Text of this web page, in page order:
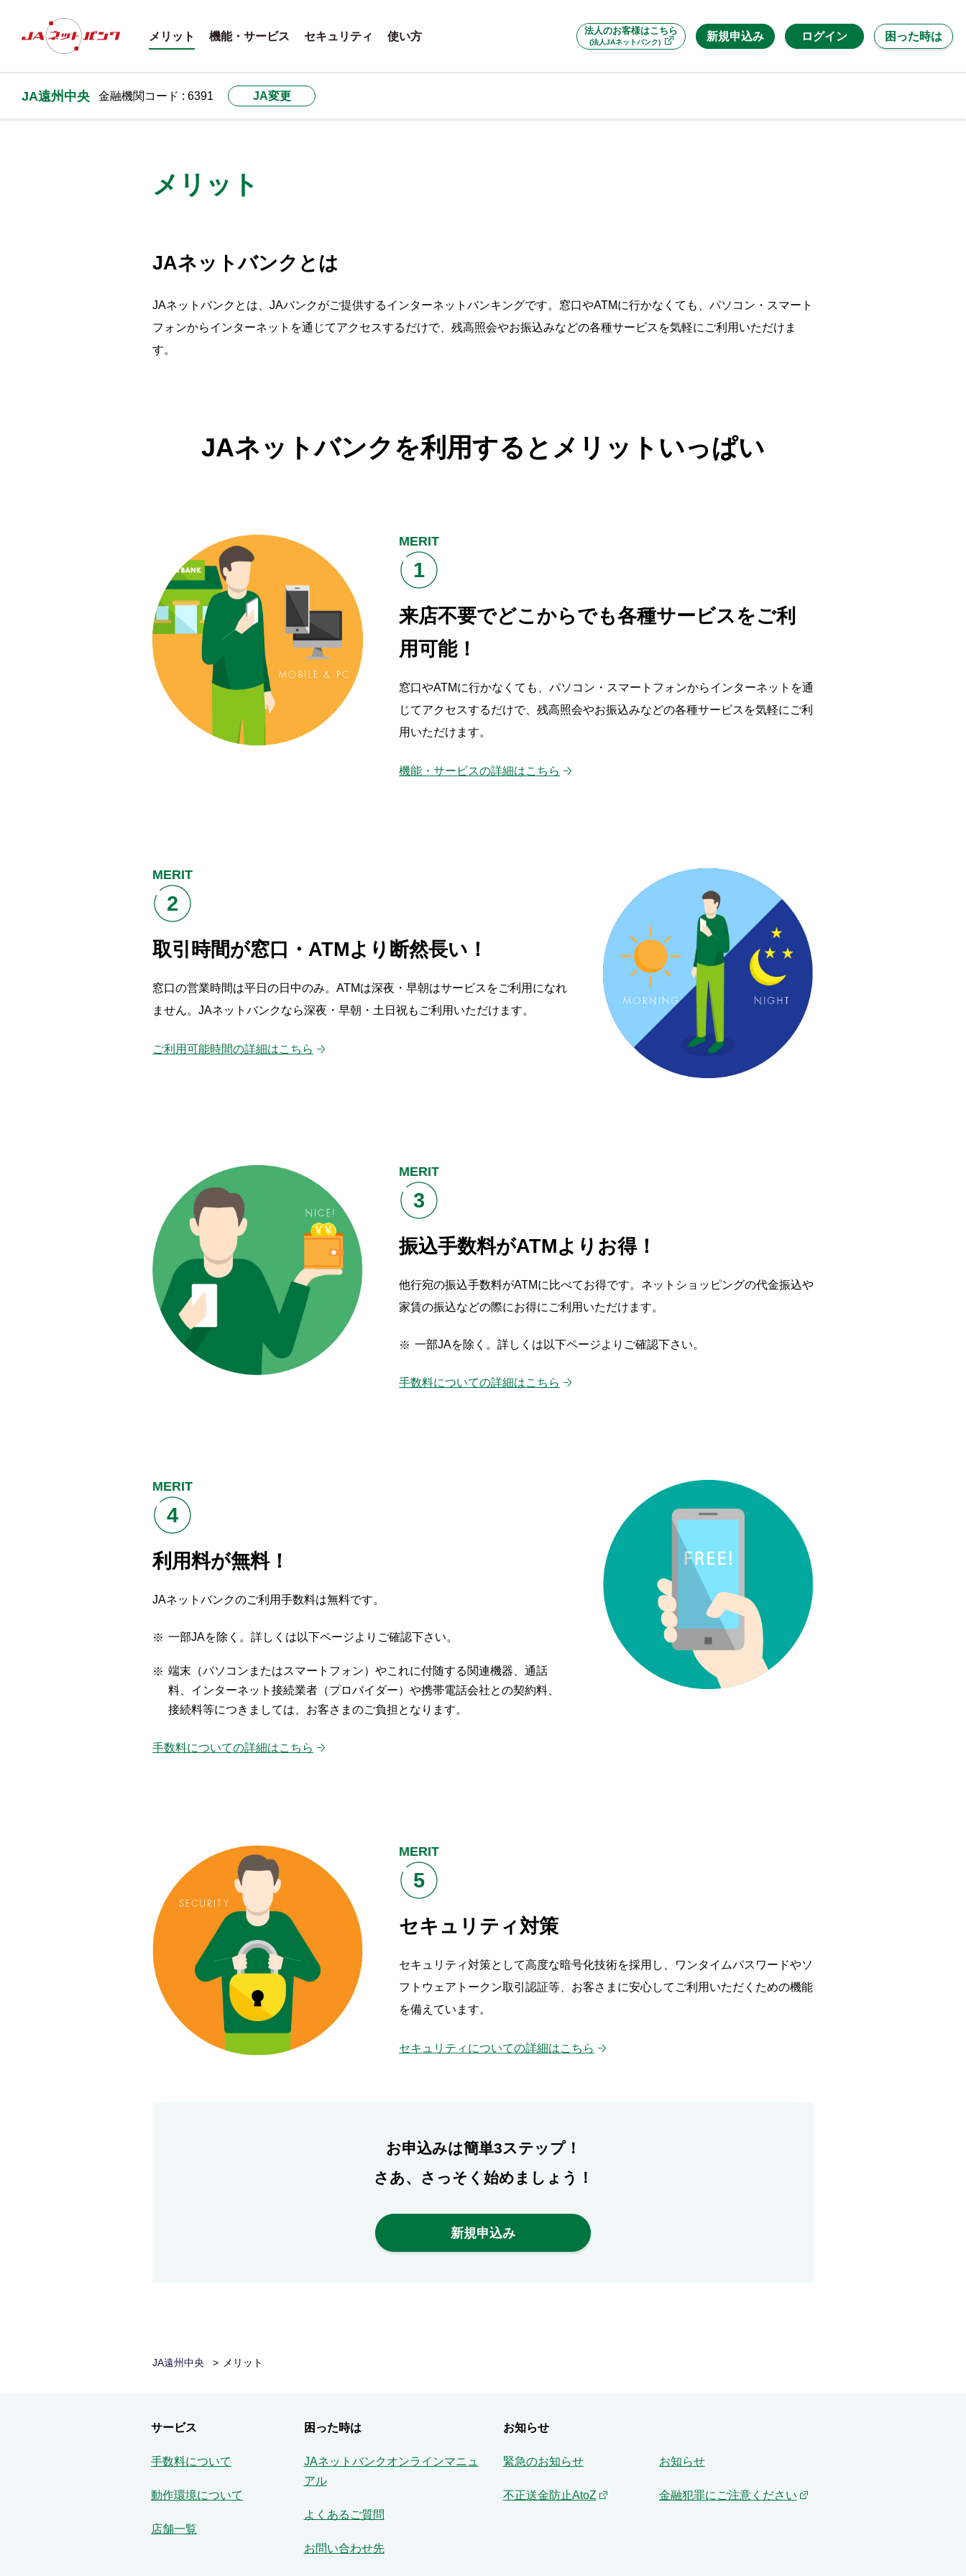
法人のお客様はこちら
(法人JAネットバンク) 新規申込み
メリット 機能・サービス セキュリティ 使い方 ログイン 困った時は
JA遠州中央 金融機関コード : 6391 JA変更
メリット
JAネットバンクとは
JAネットバンクとは、JAバンクがご提供するインターネットバンキングです。窓口やATMに行かなくても、パソコン・スマート
フォンからインターネットを通じてアクセスするだけで、残高照会やお振込みなどの各種サービスを気軽にご利用いただけま
す。
JAネットバンクを利用すると メリットいっぱい
MERIT
1
来店不要でどこからでも各種サービスをご利
用可能！
窓口やATMに行かなくても、パソコン・スマートフォンからインターネットを通
じてアクセスするだけで、残高照会やお振込みなどの各種サービスを気軽にご利
用いただけます。
機能・サービスの詳細はこちら
MERIT
2
取引時間が窓口・ATMより 断然長い！
窓口の営業時間は平日の日中のみ。ATMは深夜・早朝はサービスをご利用になれ
ません。JAネットバンクなら深夜・早朝・土日祝もご利用いただけます。
ご利用可能時間の詳細はこちら
MERIT
3
振込手数料がATMよりお得！
他行宛の振込手数料がATMに比べてお得です。ネットショッピングの代金振込や
家賃の振込などの際にお得にご利用いただけます。
一部JAを除く。詳しくは以下ページよりご確認下さい。
手数料についての詳細はこちら
MERIT
4
利用料が無料！
JAネットバンクのご利用手数料は無料です。
一部JAを除く。詳しくは以下ページよりご確認下さい。
端末（パソコンまたはスマートフォン）やこれに付随する関連機器、通話
料、インターネット接続業者（プロバイダー）や携帯電話会社との契約料、
接続料等につきましては、お客さまのご負担となります。
手数料についての詳細はこちら
MERIT
5
セキュリティ対策
セキュリティ対策として高度な暗号化技術を採用し、ワンタイムパスワードやソ
フトウェアトークン取引認証等、お客さまに安心してご利用いただくための機能
を備えています。
セキュリティについての詳細はこちら
お申込みは簡単3ステップ！
さあ、さっそく始めましょう！
新規申込み
JA遠州中央 メリット
サービス
手数料について
動作環境について
店舗一覧
困った時は
JAネットバンクオンラインマニュ
アル
よくあるご質問
お問い合わせ先
お知らせ
緊急のお知らせ お知らせ
不正送金防止AtoZ 金融犯罪にご注意ください